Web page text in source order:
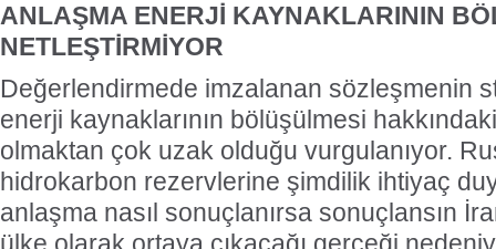
ANLAŞMA ENERJİ KAYNAKLARININ
NETLEŞTİRMİYOR
Değerlendirmede imzalanan sözleşmenin
enerji kaynaklarının bölüşülmesi
olmaktan çok uzak olduğu vurgulanıyor.
hidrokarbon rezervlerine şimdilik ihtiyaç
anlaşma nasıl sonuçlanırsa sonuçlansın